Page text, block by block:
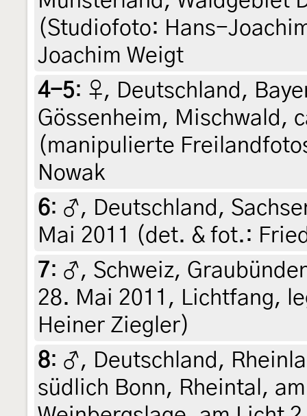
(Studiofoto: Hans-
Joachim Weigt
4-5: ♀, Deutschland,
Gössenheim, Mischwald,
(manipulierte
Nowak
6: ♂, Deutschland,
Mai 2011 (det. & fot.:
7: ♂, Schweiz,
28. Mai 2011, Lichtfang,
Heiner Ziegler)
8: ♂, Deutschland,
südlich Bonn, Rheintal,